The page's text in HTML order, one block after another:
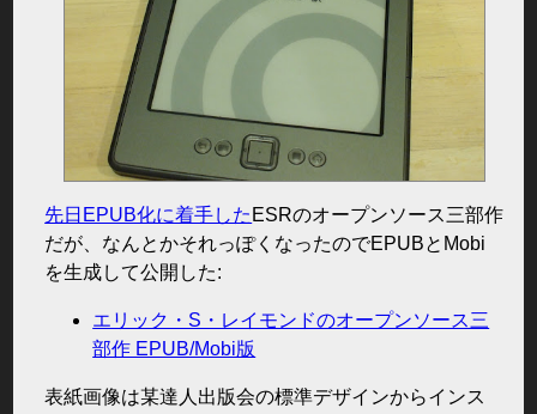
先日EPUB化に着手した ESRのオープンソース三部作
だが、なんとかそれっぽくなったのでEPUBとMobi
を生成して公開した:
エリック・S・レイモンドのオープンソース三
部作 EPUB/Mobi版
表紙画像は某達人出版会の標準デザインからインス